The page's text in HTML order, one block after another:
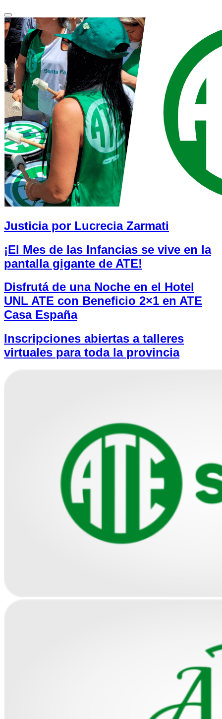
Justicia por Lucrecia Zarmati
¡El Mes de las Infancias se vive en la
pantalla gigante de ATE!
Disfrutá de una Noche en el Hotel
UNL ATE con Beneficio 2×1 en ATE
Casa España
Inscripciones abiertas a talleres
virtuales para toda la provincia